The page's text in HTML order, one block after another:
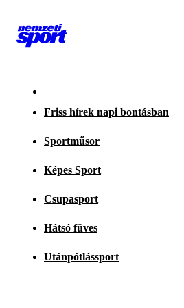
Friss hírek napi bontásban
Sportműsor
Képes Sport
Csupasport
Hátsó füves
Utánpótlássport